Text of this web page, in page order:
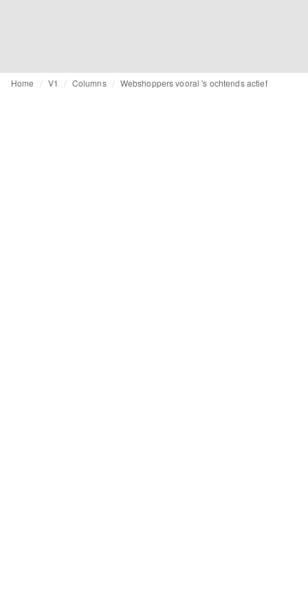
Home V1 Columns Webshoppers vooral 's ochtends actief